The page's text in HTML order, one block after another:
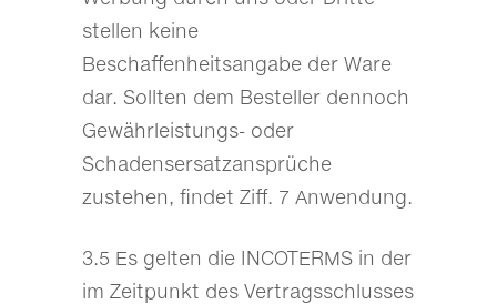
stellen keine
Beschaffenheitsangabe der Ware
dar. Sollten dem Besteller dennoch
Gewährleistungs- oder
Schadensersatzansprüche
zustehen, findet Ziff. 7 Anwendung.
3.5 Es gelten die INCOTERMS in der
im Zeitpunkt des Vertragsschlusses